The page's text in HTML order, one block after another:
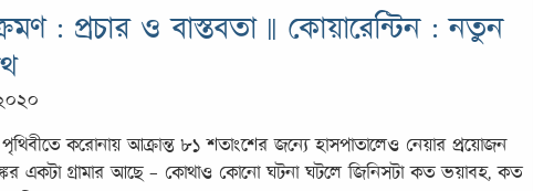
: প্রচার ও বাস্তবতা || কোয়ারেন্টিন : নতুন
পৃথিবীতে করোনায় আক্রান্ত ৮১ শতাংশের জন্যে হাসপাতালেও নেয়ার প্রয়োজন
একটা গ্রামার আছে - কোথাও কোনো ঘটনা ঘটলে জিনিসটা কত ভয়াবহ, কত